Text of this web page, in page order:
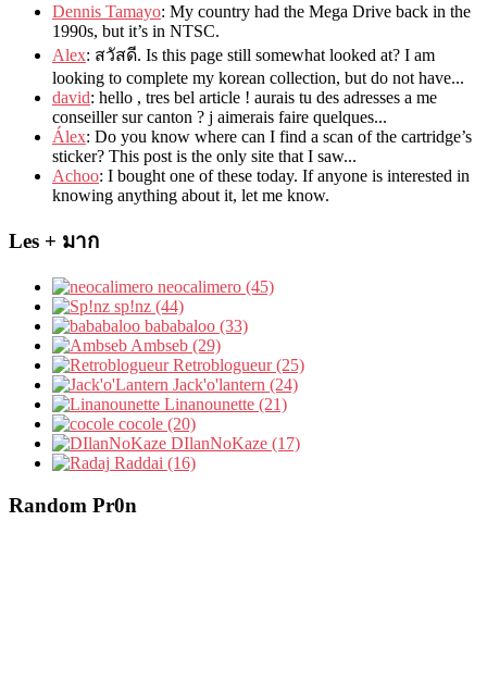
Dennis Tamayo: My country had the Mega Drive back in the
1990s, but it’s in NTSC.
Alex: สวัสดี. Is this page still somewhat looked at? I am
looking to complete my korean collection, but do not have...
david: hello , tres bel article ! aurais tu des adresses a me
conseiller sur canton ? j aimerais faire quelques...
Álex: Do you know where can I find a scan of the cartridge’s
sticker? This post is the only site that I saw...
Achoo: I bought one of these today. If anyone is interested in
knowing anything about it, let me know.
Les + มาก
neocalimero (45)
sp!nz (44)
bababaloo (33)
Ambseb (29)
Retroblogueur (25)
Jack'o'lantern (24)
Linanounette (21)
cocole (20)
DIlanNoKaze (17)
Raddai (16)
Random Pr0n